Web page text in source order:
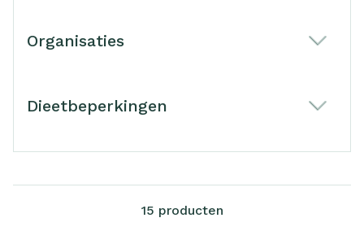
Organisaties
Dieetbeperkingen
15 producten